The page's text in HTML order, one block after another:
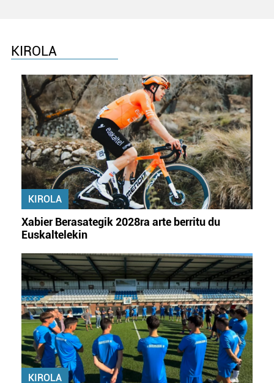
buruzko informazio gehiago eta ezarri zure lehentasunak
datuen atalean. Edozein unetan alda edo ken dezakezu
zure baimena Cookieen adierazpenean.
Webgune honek cookie propioak eta hirugarrenen cookie-
fitxategiak erabiltzen ditu. Zure esperientzia eta
zerbitzuak hobetzeko asmoz, cookie teknologiaz
baliatzen gara. Ohar hau onartuz gero, teknologia hori
erabiltzeko baimen esplizitua ematen diguzu.Gehiago
KIROLA
KIROLA
Xabier Berasategik 2028ra arte berritu du
Euskaltelekin
KIROLA